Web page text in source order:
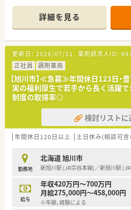
詳細を見る
更新日： 2026/07/31 薬剤師求人ID：
正社員
調剤薬局
【旭川市】≪急募≫年間休日123日・
実の福利厚生で若手から長く活躍で
制度の取得率◎
検討リストに
年間休日120日以上 土日休み(相談可含
勤務地
北海道 旭川市
新旭川駅 (JR宗谷本線)／新旭川駅
給与
年収420万円～700万円
月給275,000円～458,000円
※年齢、経験による